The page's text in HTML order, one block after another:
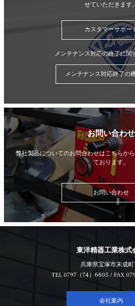
せていただきます。
カスタマーサポー
メンテナンス対応の終了に関
メンテナンス対応終了の
お問い合わせ
弊社製品についてのお問合わせはこちらから
ております。
お問い合わせ
東洋精器工業株式
兵庫県宝塚市末成町
TEL 0797（74）6605 / FAX
会社案内